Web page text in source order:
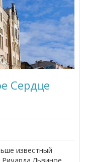
Сердце
известный
Львиное